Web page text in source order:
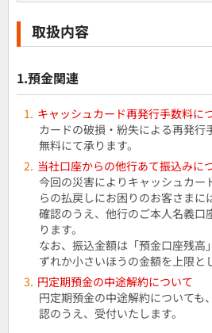
取扱内容
1.預金関連
キャッシュカード再発行手数料に
カードの破損・紛失による再発行
無料にて承ります。
当社口座からの他行あて振込みに
今回の災害によりキャッシュカー
らの払戻しにお困りのお客さまに
確認のうえ、他行のご本人名義口
ります。
なお、振込金額は「預金口座残高
ずれか小さいほうの金額を上限と
円定期預金の中途解約について
円定期預金の中途解約についても
認のうえ、受付いたします。